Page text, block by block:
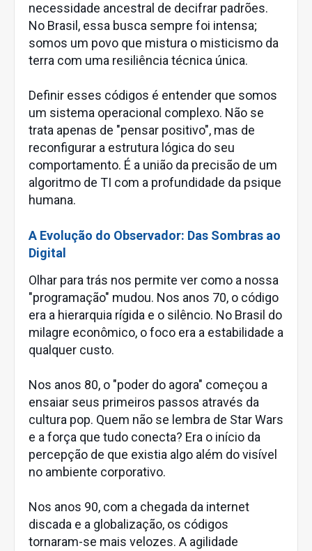
necessidade ancestral de decifrar padrões.
No Brasil, essa busca sempre foi intensa;
somos um povo que mistura o misticismo da
terra com uma resiliência técnica única.
Definir esses códigos é entender que somos
um sistema operacional complexo. Não se
trata apenas de "pensar positivo", mas de
reconfigurar a estrutura lógica do seu
comportamento. É a união da precisão de um
algoritmo de TI com a profundidade da psique
humana.
A Evolução do Observador: Das Sombras ao
Digital
Olhar para trás nos permite ver como a nossa
"programação" mudou. Nos anos 70, o código
era a hierarquia rígida e o silêncio. No Brasil do
milagre econômico, o foco era a estabilidade a
qualquer custo.
Nos anos 80, o "poder do agora" começou a
ensaiar seus primeiros passos através da
cultura pop. Quem não se lembra de Star Wars
e a força que tudo conecta? Era o início da
percepção de que existia algo além do visível
no ambiente corporativo.
Nos anos 90, com a chegada da internet
discada e a globalização, os códigos
tornaram-se mais velozes. A agilidade